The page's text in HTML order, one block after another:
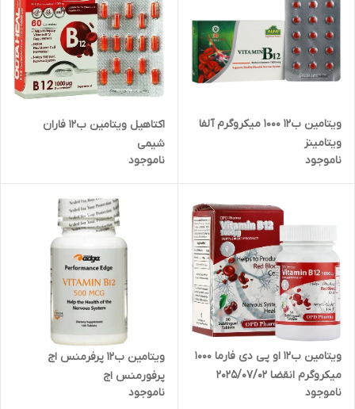
ویتامین ب12 1000 میکروگرم آلفا
ویتامینز
ناموجود
اکتاهیل ویتامین ب12 فاران
شیمی
ناموجود
ویتامین ب12 او پی دی فارما 1000
میکروگرم انقضا 2025/07/02
ناموجود
ویتامین ب12 پرفرمنس اج
پرفورمنس اج
ناموجود